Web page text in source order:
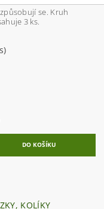
se. Kruh
3 ks.
KOLÍKY